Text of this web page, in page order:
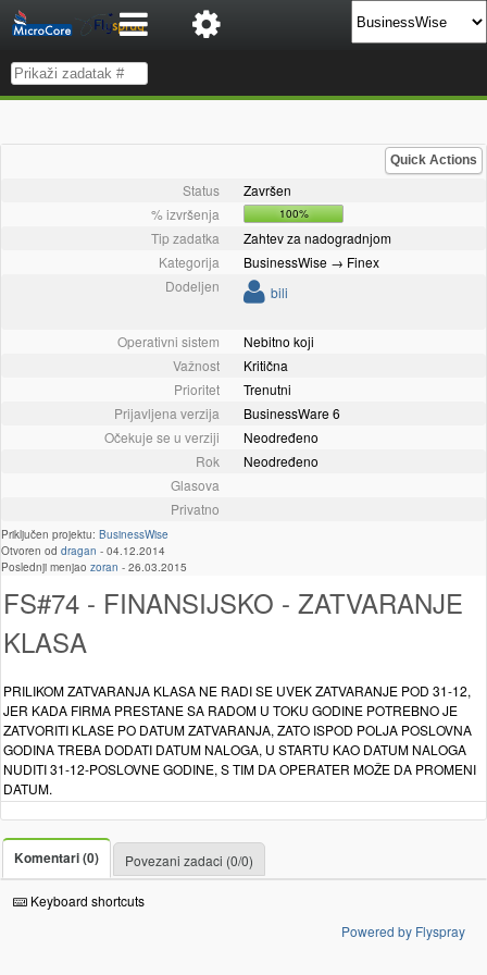
Quick Actions
Status
Završen
% izvršenja
100%
Tip zadatka
Zahtev za nadogradnjom
Kategorija
BusinessWise → Finex
Dodeljen
bili
Operativni sistem
Nebitno koji
Važnost
Kritična
Prioritet
Trenutni
Prijavljena verzija
BusinessWare 6
Očekuje se u verziji
Neodređeno
Rok
Neodređeno
Glasova
Privatno
Priključen projektu: BusinessWise
Otvoren od dragan - 04.12.2014
Poslednji menjao zoran - 26.03.2015
FS#74 - FINANSIJSKO - ZATVARANJE
KLASA
PRILIKOM ZATVARANJA KLASA NE RADI SE UVEK ZATVARANJE POD 31-12,
JER KADA FIRMA PRESTANE SA RADOM U TOKU GODINE POTREBNO JE
ZATVORITI KLASE PO DATUM ZATVARANJA, ZATO ISPOD POLJA POSLOVNA
GODINA TREBA DODATI DATUM NALOGA, U STARTU KAO DATUM NALOGA
NUDITI 31-12-POSLOVNE GODINE, S TIM DA OPERATER MOŽE DA PROMENI
DATUM.
Komentari (0) Povezani zadaci (0/0)
Keyboard shortcuts
Powered by Flyspray